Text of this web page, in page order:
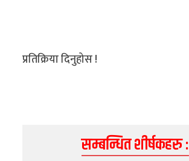
प्रतिक्रिया दिनुहोस !
सम्बन्धित शीर्षकहरु :